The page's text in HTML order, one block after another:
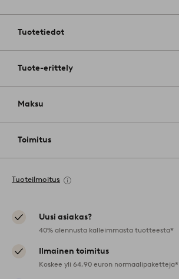
Tuotetiedot
Tuote-erittely
Maksu
Toimitus
Tuoteilmoitus
Uusi asiakas?
40% alennusta kalleimmasta tuotteesta*
Ilmainen toimitus
Koskee yli 64,90 euron normaalipaketteja*